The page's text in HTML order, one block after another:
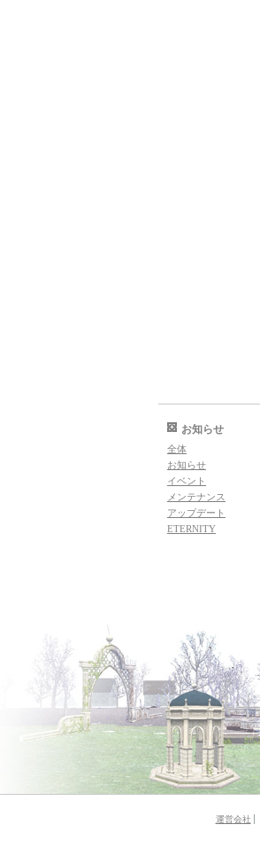
お知らせ
全体
お知らせ
イベント
メンテナンス
アップデート
ETERNITY
運営会社